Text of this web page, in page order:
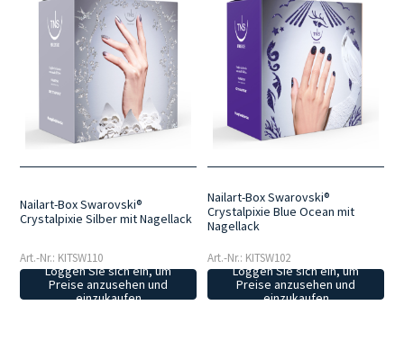
Nailart-Box Swarovski®
Crystalpixie Silber mit Nagellack
Art.-Nr.: KITSW110
Loggen Sie sich ein, um
Preise anzusehen und
einzukaufen
Nailart-Box Swarovski®
Crystalpixie Blue Ocean mit
Nagellack
Art.-Nr.: KITSW102
Loggen Sie sich ein, um
Preise anzusehen und
einzukaufen